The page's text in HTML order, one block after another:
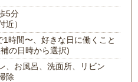
5分
近）
時間〜、好きな日に働くこと
の日時から選択)
、お風呂、洗面所、リビン
除